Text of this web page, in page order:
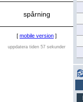
spårning
[ mobile version ]
uppdatera tiden 57 sekunder